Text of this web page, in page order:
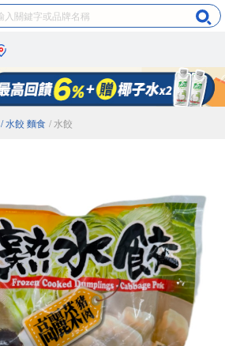
/ 水餃 麵食 / 水餃